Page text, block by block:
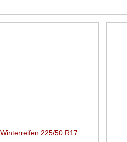
Winterreifen 225/50 R17